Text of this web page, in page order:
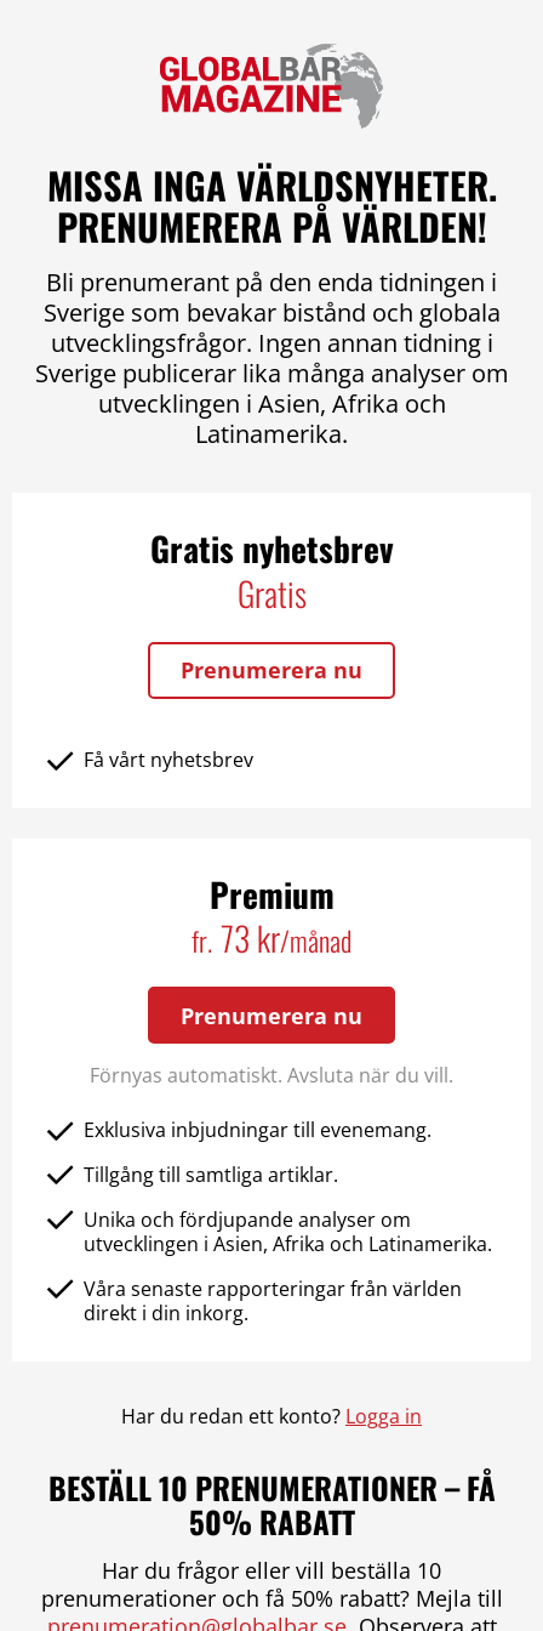
MISSA INGA VÄRLDSNYHETER.
PRENUMERERA PÅ VÄRLDEN!
Bli prenumerant på den enda tidningen i
Sverige som bevakar bistånd och globala
utvecklingsfrågor. Ingen annan tidning i
Sverige publicerar lika många analyser om
utvecklingen i Asien, Afrika och
Latinamerika.
Gratis nyhetsbrev
Gratis
Prenumerera nu
Få vårt nyhetsbrev
Premium
fr. 73 kr/månad
Prenumerera nu
Förnyas automatiskt. Avsluta när du vill.
Exklusiva inbjudningar till evenemang.
Tillgång till samtliga artiklar.
Unika och fördjupande analyser om
utvecklingen i Asien, Afrika och Latinamerika.
Våra senaste rapporteringar från världen
direkt i din inkorg.
Har du redan ett konto? Logga in
BESTÄLL 10 PRENUMERATIONER – FÅ
50% RABATT
Har du frågor eller vill beställa 10
prenumerationer och få 50% rabatt? Mejla till